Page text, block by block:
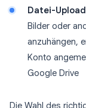
Datei-Upload
Bilder oder
anzuhängen,
Konto
Google Drive
Die Wahl des